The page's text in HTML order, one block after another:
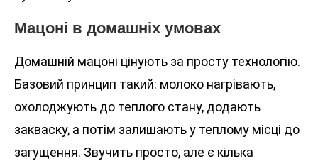
Мацоні в домашніх умовах
Домашній мацоні цінують за просту технологію.
Базовий принцип такий: молоко нагрівають,
охолоджують до теплого стану, додають
закваску, а потім залишають у теплому місці до
загущення. Звучить просто, але є кілька